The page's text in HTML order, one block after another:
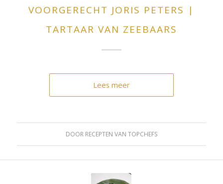
VOORGERECHT JORIS PETERS |
TARTAAR VAN ZEEBAARS
Lees meer
DOOR RECEPTEN VAN TOPCHEFS